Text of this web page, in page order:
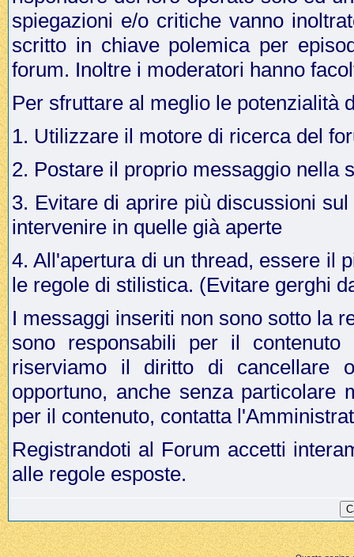
spiegazioni e/o critiche vanno
scritto in chiave polemica per
forum. Inoltre i moderatori hanno
Per sfruttare al meglio le potenzialità
1. Utilizzare il motore di ricerca del
2. Postare il proprio messaggio nella
3. Evitare di aprire più discussioni
intervenire in quelle già aperte
4. All'apertura di un thread, essere il
le regole di stilistica. (Evitare gerghi
I messaggi inseriti non sono sotto la
sono responsabili per il
riserviamo il diritto di cancellare
opportuno, anche senza particolare
per il contenuto, contatta
Registrandoti al Forum accetti
alle regole esposte.